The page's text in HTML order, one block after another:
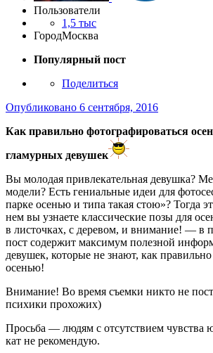
Пользователи
1,5 тыс
ГородМосква
Популярный пост
Поделиться
Опубликовано 6 сентября, 2016
Как правильно фотографироваться
гламурных девушек
Вы молодая привлекательная девушка?
модели? Есть гениальные идеи для
парке осенью и типа такая стою»? Тогда
нем вы узнаете классические позы для
в листочках, с деревом, и внимание! — в
пост содержит максимум полезной
девушек, которые не знают, как
осенью!
Внимание! Во время съемки никто не
психики прохожих)
Просьба — людям с отсутствием чувства
кат не рекомендую.